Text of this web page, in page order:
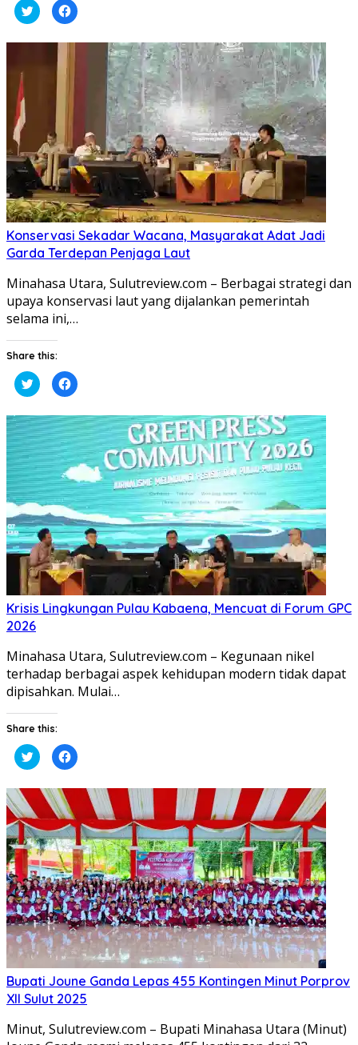
Klik
untuk
berbagi
Twitter(Membuka
jendela
baru)
Klik
untuk
Facebook(Membuka
yang
Konservasi Sekadar Wacana, Masyarakat Adat Jadi
Garda Terdepan Penjaga Laut
Minahasa Utara, Sulutreview.com – Berbagai strategi dan
upaya konservasi laut yang dijalankan pemerintah
selama ini,…
Share this:
Klik
untuk
berbagi
Twitter(Membuka
di
jendela
yang
baru)
Klik
untuk
Facebook(Membuka
di
jendela
yang
baru)
Krisis Lingkungan Pulau Kabaena, Mencuat di Forum GPC
2026
Minahasa Utara, Sulutreview.com – Kegunaan nikel
terhadap berbagai aspek kehidupan modern tidak dapat
dipisahkan. Mulai…
Share this:
Klik
untuk
berbagi
Twitter(Membuka
jendela
yang
baru)
Klik
untuk
Facebook(Membuka
jendela
yang
baru)
Bupati Joune Ganda Lepas 455 Kontingen Minut Porprov
XII Sulut 2025
Minut, Sulutreview.com – Bupati Minahasa Utara (Minut)